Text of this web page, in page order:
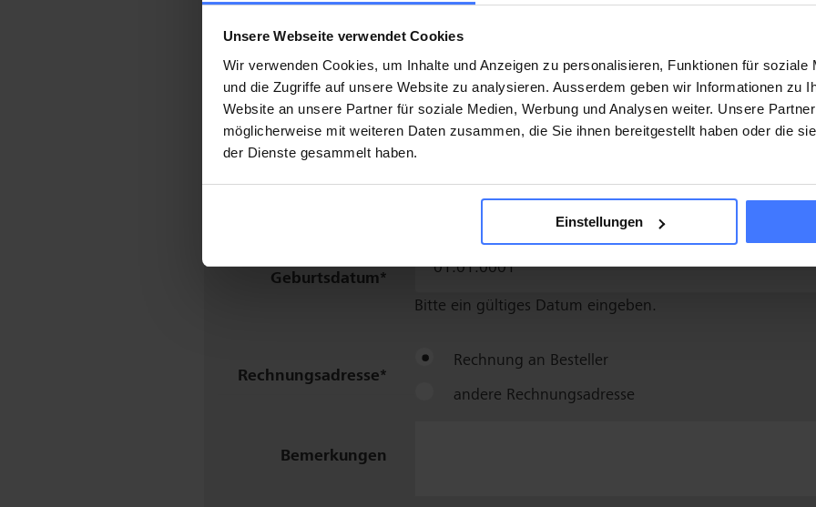
Unsere Webseite verwendet Cookies
Wir verwenden Cookies, um Inhalte und Anzeigen zu personalisieren, Funktionen für soziale
und die Zugriffe auf unsere Website zu analysieren. Ausserdem geben wir Informationen zu
Website an unsere Partner für soziale Medien, Werbung und Analysen weiter. Unsere
möglicherweise mit weiteren Daten zusammen, die Sie ihnen bereitgestellt haben oder die
der Dienste gesammelt haben.
Einstellungen
Telefon Mobile:
Festnetz:
Geburtsdatum
Bitte ein gültiges Datum eingeben.
Rechnungs­adresse
Rechnung an Besteller
andere Rechnungsadresse
Bemerkungen